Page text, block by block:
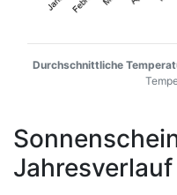
Durchschnittliche
Jahresverlauf